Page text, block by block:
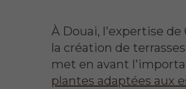
À Douai, l'expertise de
la création de
met en avant
plantes adaptées aux